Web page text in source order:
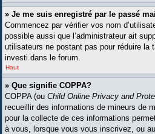
» Je me suis enregistré par le passé
Commencez par vérifier vos nom
possible aussi que l’administrateur ait
utilisateurs ne postant pas pour réduire
investi dans le forum.
Haut
» Que signifie COPPA?
COPPA (ou Child Online Privacy and
recueillir des informations de mineurs de
pour la collecte de ces informations
à vous, lorsque vous vous inscrivez, ou